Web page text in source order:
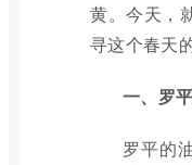
黄。今天，
寻这个春天
一、罗
罗平的